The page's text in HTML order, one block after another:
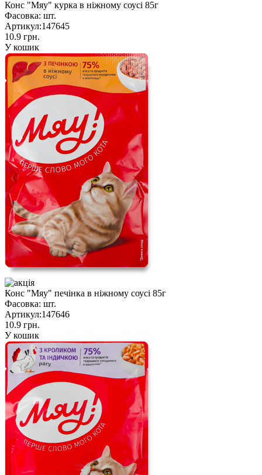
Конс "Мяу" курка в ніжному соусі 85г
Фасовка: шт.
Артикул:147645
10.9 грн.
У кошик
Конс "Мяу" печінка в ніжному соусі 85г
Фасовка: шт.
Артикул:147646
10.9 грн.
У кошик